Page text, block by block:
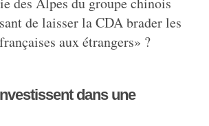
de laisser la CDA brader les
aux étrangers» ?
dans une